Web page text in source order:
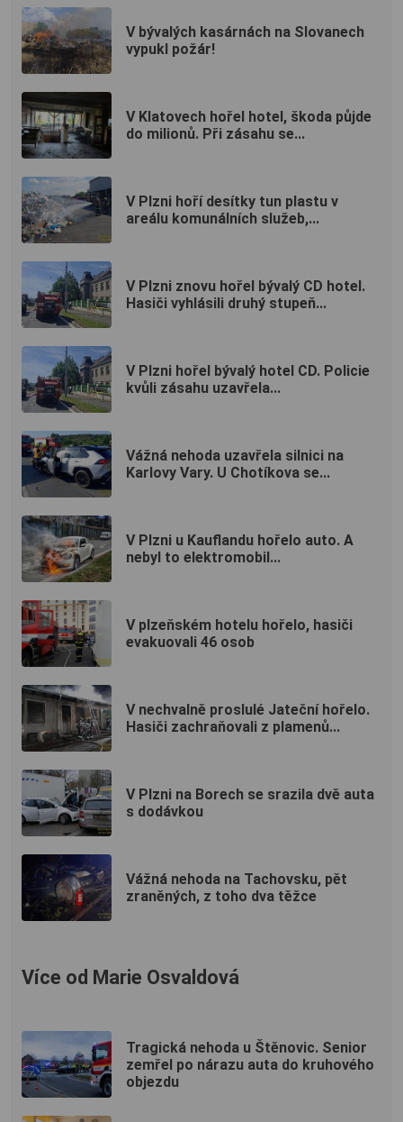
V bývalých kasárnách na Slovanech
vypukl požár!
V Klatovech hořel hotel, škoda půjde
do milionů. Při zásahu se...
V Plzni hoří desítky tun plastu v
areálu komunálních služeb,...
V Plzni znovu hořel bývalý CD hotel.
Hasiči vyhlásili druhý stupeň...
V Plzni hořel bývalý hotel CD. Policie
kvůli zásahu uzavřela...
Vážná nehoda uzavřela silnici na
Karlovy Vary. U Chotíkova se...
V Plzni u Kauflandu hořelo auto. A
nebyl to elektromobil...
V plzeňském hotelu hořelo, hasiči
evakuovali 46 osob
V nechvalně proslulé Jateční hořelo.
Hasiči zachraňovali z plamenů...
V Plzni na Borech se srazila dvě auta
s dodávkou
Vážná nehoda na Tachovsku, pět
zraněných, z toho dva těžce
Více od Marie Osvaldová
Tragická nehoda u Štěnovic. Senior
zemřel po nárazu auta do kruhového
objezdu